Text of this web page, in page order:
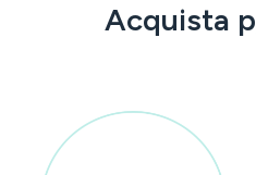
Acquista p